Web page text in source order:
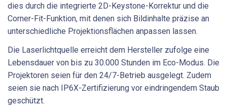
dies durch die integrierte 2D-Keystone-Korrektur und die
Corner-Fit-Funktion, mit denen sich Bildinhalte präzise an
unterschiedliche Projektionsflächen anpassen lassen.
Die Laserlichtquelle erreicht dem Hersteller zufolge eine
Lebensdauer von bis zu 30.000 Stunden im Eco-Modus. Die
Projektoren seien für den 24/7-Betrieb ausgelegt. Zudem
seien sie nach IP6X-Zertifizierung vor eindringendem Staub
geschützt.